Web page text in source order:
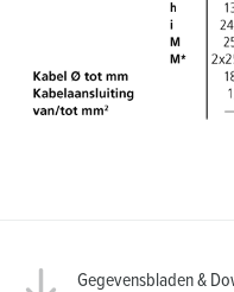
Gegevensbladen &